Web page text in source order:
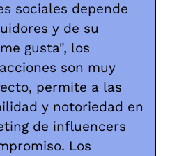
sociales depende
y de su
gusta", los
son muy
permite a las
y notoriedad en
de influencers
Los